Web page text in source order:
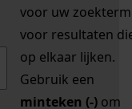
voor uw zoekterm
voor resultaten
op elkaar lijken.
Gebruik een
minteken (-) om